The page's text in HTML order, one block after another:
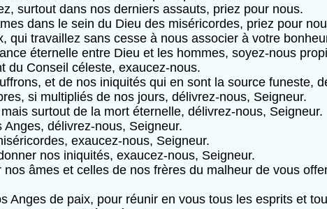
surtout dans nos derniers assauts, priez pour nous.
dans le sein du Dieu des miséricordes, priez pour
qui travaillez sans cesse à nous associer à votre
éternelle entre Dieu et les hommes, soyez-nous
du Conseil céleste, exaucez-nous.
et de nos iniquités qui en sont la source funeste,
si multipliés de nos jours, délivrez-nous, Seigneur.
surtout de la mort éternelle, délivrez-nous, Seigneur.
délivrez-nous, Seigneur.
exaucez-nous, Seigneur.
nos iniquités, exaucez-nous, Seigneur.
âmes et celles de nos frères du malheur de vous
Anges de paix, pour réunir en vous tous les esprits et